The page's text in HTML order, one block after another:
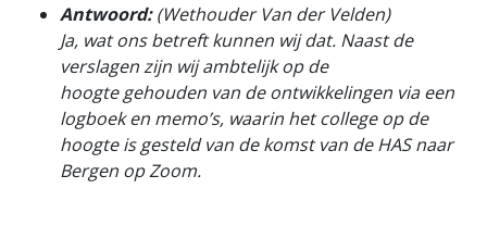
Antwoord:(Wethouder Van der Velden)
Ja, wat ons betreft kunnen wij dat. Naast de
verslagen zijn wij ambtelijk op de
hoogte gehouden van de ontwikkelingen via een
logboek en memo’s, waarin het college op de
hoogte is gesteld van de komst van de HAS naar
Bergen op Zoom.